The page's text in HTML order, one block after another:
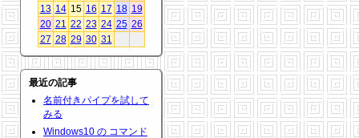
13 14 15 16 17 18 19
20 21 22 23 24 25 26
27 28 29 30 31
最近の記事
名前付きパイプを試して
みる
Windows10 の コマンド